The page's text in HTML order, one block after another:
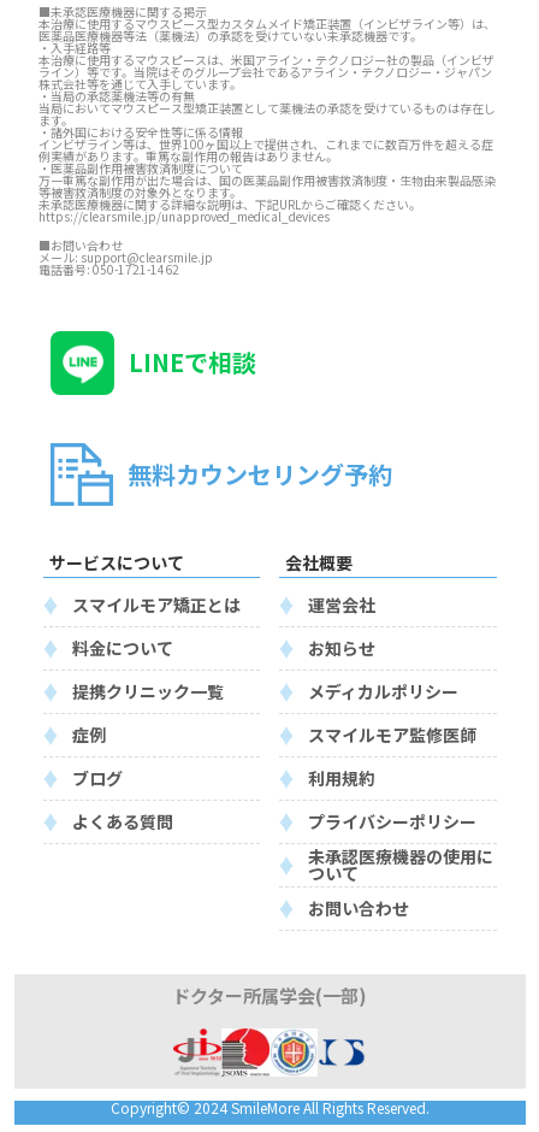
■未承認医療機器に関する掲示
本治療に使用するマウスピース型カスタムメイド矯正装置（インビザライン等）は、
医薬品医療機器等法（薬機法）の承認を受けていない未承認機器です。
・入手経路等
本治療に使用するマウスピースは、米国アライン・テクノロジー社の製品（インビザ
ライン）等です。当院はそのグループ会社であるアライン・テクノロジー・ジャパン
株式会社等を通じて入手しています。
・当局の承認薬機法等の有無
当局においてマウスピース型矯正装置として薬機法の承認を受けているものは存在し
ます。
・諸外国における安全性等に係る情報
インビザライン等は、世界100ヶ国以上で提供され、これまでに数百万件を超える症
例実績があります。重篤な副作用の報告はありません。
・医薬品副作用被害救済制度について
万一重篤な副作用が出た場合は、国の医薬品副作用被害救済制度・生物由来製品感染
等被害救済制度の対象外となります。
未承認医療機器に関する詳細な説明は、下記URLからご確認ください。
https://clearsmile.jp/unapproved_medical_devices
■お問い合わせ
メール: support@clearsmile.jp
電話番号: 050-1721-1462
LINEで相談
無料カウンセリング予約
サービスについて
スマイルモア矯正とは
料金について
提携クリニック一覧
症例
ブログ
よくある質問
会社概要
運営会社
お知らせ
メディカルポリシー
スマイルモア監修医師
利用規約
プライバシーポリシー
未承認医療機器の使用に
ついて
お問い合わせ
ドクター所属学会(一部)
Copyright© 2024 SmileMore All Rights Reserved.